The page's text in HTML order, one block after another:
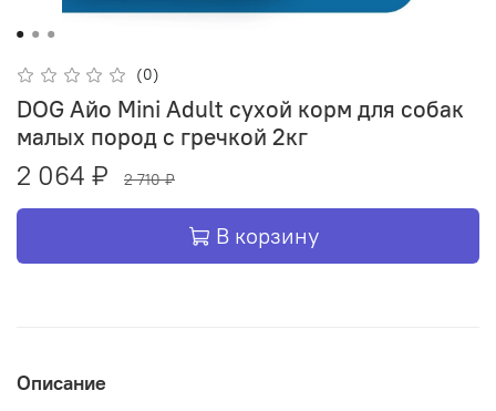
(0)
DOG Айо Mini Adult сухой корм для собак
малых пород с гречкой 2кг
2 064 ₽ 2 710 ₽
В корзину
Описание